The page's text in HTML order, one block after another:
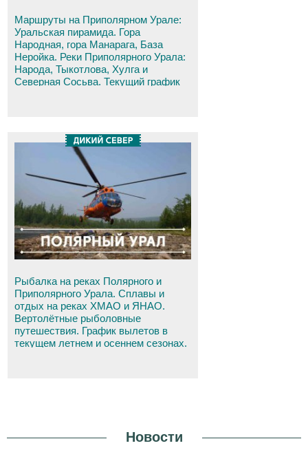
Маршруты на Приполярном Урале:
Уральская пирамида. Гора
Народная, гора Манарага, База
Неройка. Реки Приполярного Урала:
Народа, Тыкотлова, Хулга и
Северная Сосьва. Текущий график
Рыбалка на реках Полярного и
Приполярного Урала. Сплавы и
отдых на реках ХМАО и ЯНАО.
Вертолётные рыболовные
путешествия. График вылетов в
текущем летнем и осеннем сезонах.
Новости